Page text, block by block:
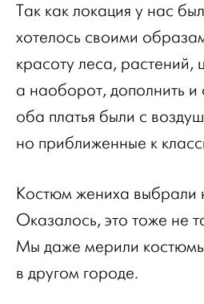
Так как локация у нас
хотелось своими
красоту леса, растений,
а наоборот, дополнить и
оба платья были с
но приближенные к
Костюм жениха выбрали
Оказалось, это тоже не
Мы даже мерили костюмы
в другом городе.